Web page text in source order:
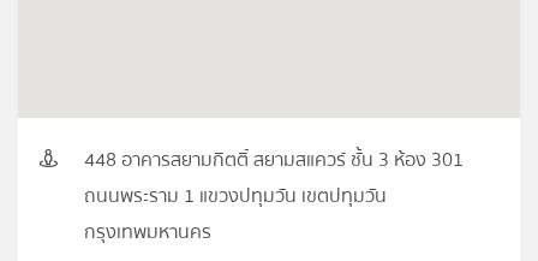
448 อาคารสยามกิตติ์ สยามสแควร์ ชั้น 3 ห้อง 301
ถนนพระราม 1 แขวงปทุมวัน เขตปทุมวัน
กรุงเทพมหานคร